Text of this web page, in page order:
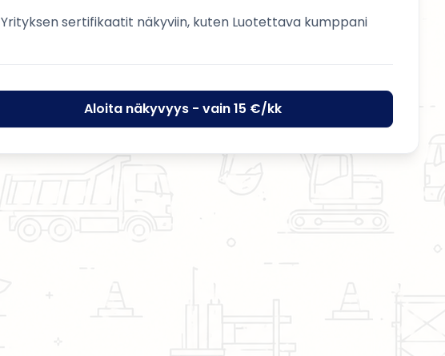
Yrityksen sertifikaatit näkyviin, kuten Luotettava kumppani
Aloita näkyvyys - vain 15 €/kk